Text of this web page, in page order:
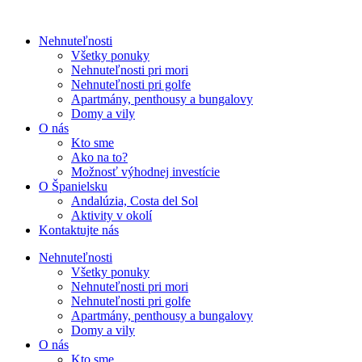
Nehnuteľnosti
Všetky ponuky
Nehnuteľnosti pri mori
Nehnuteľnosti pri golfe
Apartmány, penthousy a bungalovy
Domy a vily
O nás
Kto sme
Ako na to?
Možnosť výhodnej investície
O Španielsku
Andalúzia, Costa del Sol
Aktivity v okolí
Kontaktujte nás
Nehnuteľnosti
Všetky ponuky
Nehnuteľnosti pri mori
Nehnuteľnosti pri golfe
Apartmány, penthousy a bungalovy
Domy a vily
O nás
Kto sme